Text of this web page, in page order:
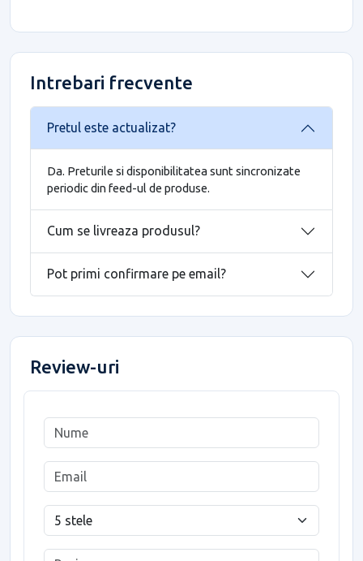
Intrebari frecvente
Pretul este actualizat?
Da. Preturile si disponibilitatea sunt sincronizate
periodic din feed-ul de produse.
Cum se livreaza produsul?
Pot primi confirmare pe email?
Review-uri